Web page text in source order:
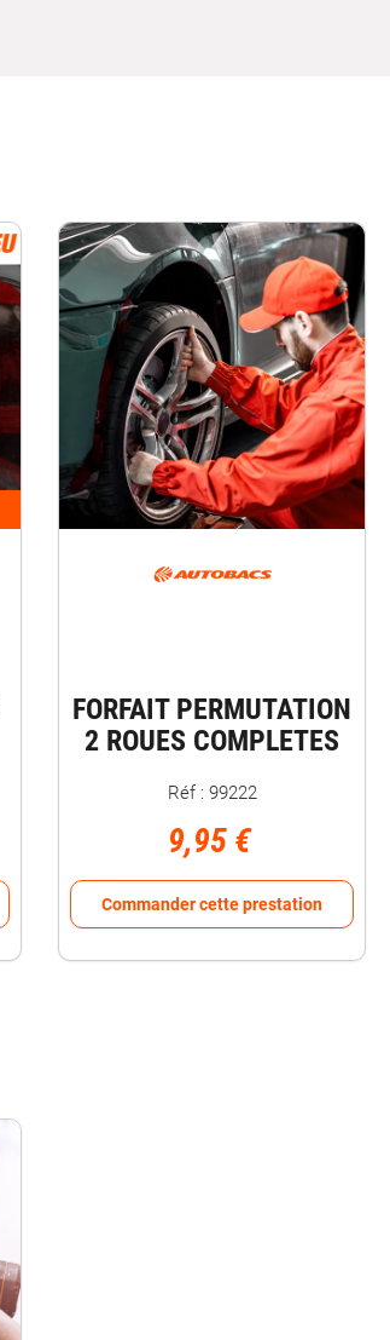
FORFAIT PERMUTATION
2 ROUES COMPLETES
Réf : 99222
9,95 €
Commander cette prestation